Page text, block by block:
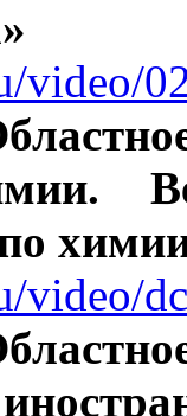
video/
video/